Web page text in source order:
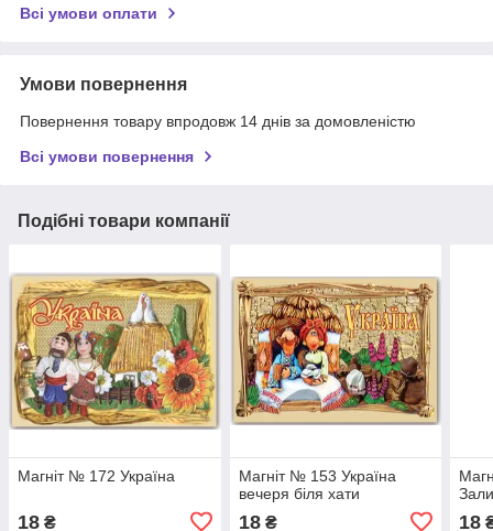
Всі умови оплати
Умови повернення
Повернення товару впродовж 14 днів за домовленістю
Всі умови повернення
Подібні товари компанії
Магніт № 172 Україна
18 ₴
Магніт № 153 Україна
вечеря біля хати
18₴ 18